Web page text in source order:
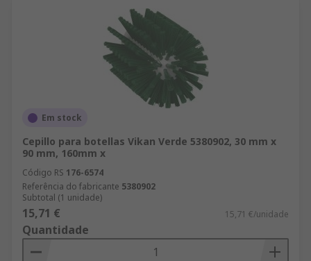
Em stock
Cepillo para botellas Vikan Verde 5380902, 30 mm x
90 mm, 160mm x
Código RS 176-6574
Referência do fabricante 5380902
Subtotal (1 unidade)
15,71 € 15,71 €/unidade
Quantidade